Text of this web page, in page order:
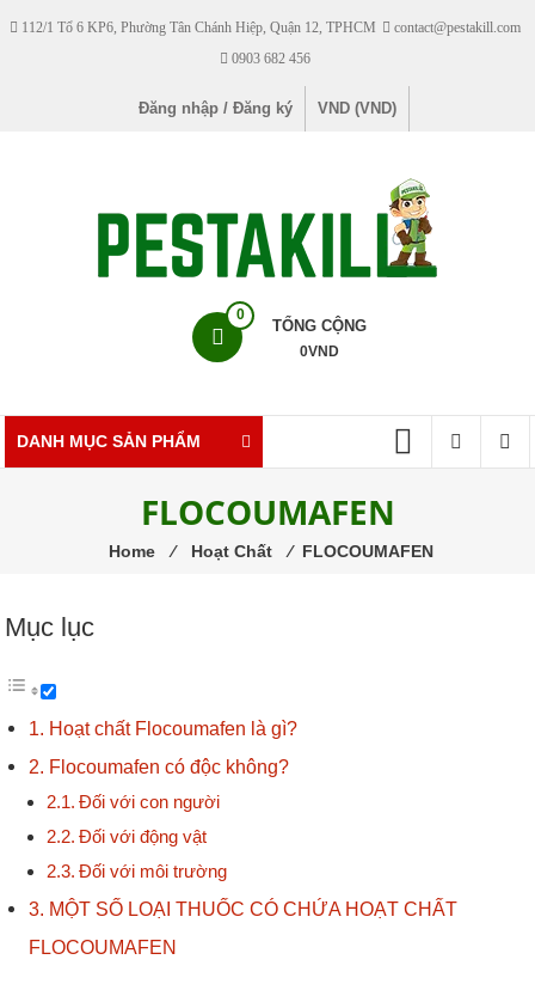
Skip112/1 Tổ 6 KP6, Phường Tân Chánh Hiệp, Quận 12, TPHCM
contact@pestakill.com
0903 682 456
Đăng nhập / Đăng ký VND (VND)
0
TỔNG CỘNG
0VND
DANH MỤC SẢN PHẨM
FLOCOUMAFEN
Home ⁄ Hoạt Chất ⁄ FLOCOUMAFEN
Mục lục
Hoạt chất Flocoumafen là gì?
Flocoumafen có độc không?
Đối với con người
Đối với động vật
Đối với môi trường
MỘT SỐ LOẠI THUỐC CÓ CHỨA HOẠT CHẤT
FLOCOUMAFEN